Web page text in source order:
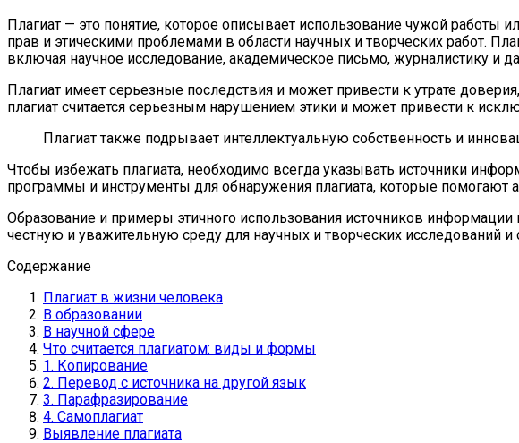
Плагиат — это понятие, которое описывает использование чужой работы
прав и этическими проблемами в области научных и творческих работ.
включая научное исследование, академическое письмо, журналистику и
Плагиат имеет серьезные последствия и может привести к утрате
плагиат считается серьезным нарушением этики и может привести к
Плагиат также подрывает интеллектуальную собственность и
Чтобы избежать плагиата, необходимо всегда указывать источники
программы и инструменты для обнаружения плагиата, которые
Образование и примеры этичного использования источников
честную и уважительную среду для научных и творческих исследований
Содержание
Плагиат в жизни человека
В образовании
В научной сфере
Что считается плагиатом: виды и формы
1. Копирование
2. Перевод с источника на другой язык
3. Парафразирование
4. Самоплагиат
Выявление плагиата